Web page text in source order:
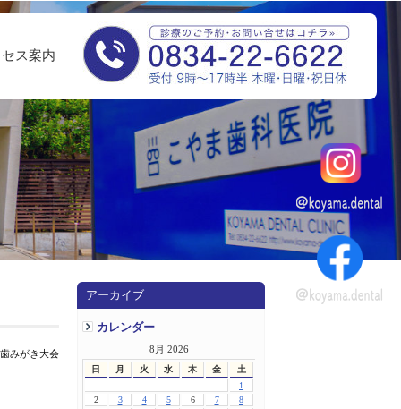
ス案内
アーカイブ
カレンダー
8月 2026
日 月 火 水 木 金 土
1
2
3 4 5 6 7
8
みがき大会